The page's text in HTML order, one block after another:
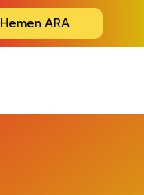
Hemen ARA